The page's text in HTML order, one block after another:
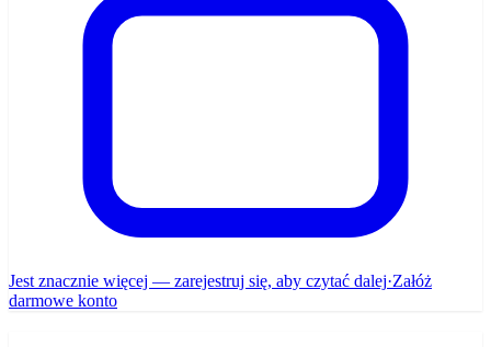
Jest znacznie więcej — zarejestruj się, aby czytać dalej·Załóż
darmowe konto